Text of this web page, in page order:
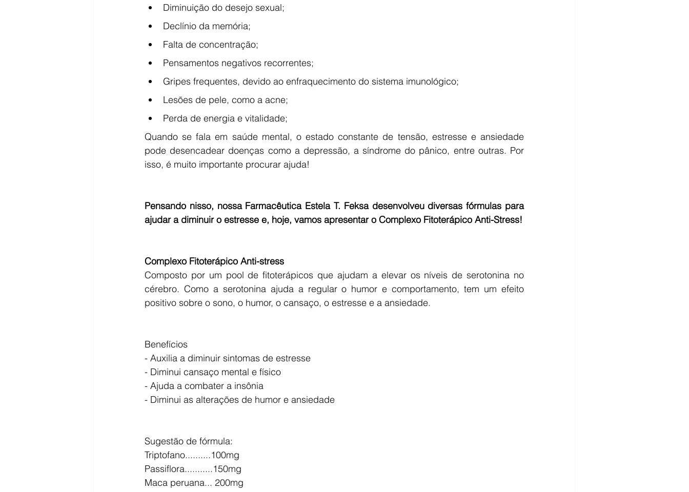
Diminuição do desejo sexual;
Declínio da memória;
Falta de concentração;
Pensamentos negativos recorrentes;
Gripes frequentes, devido ao enfraquecimento do sistema imunológico;
Lesões de pele, como a acne;
Perda de energia e vitalidade;
Quando se fala em saúde mental, o estado constante de tensão, estresse e ansiedade
pode desencadear doenças como a depressão, a síndrome do pânico, entre outras. Por
isso, é muito importante procurar ajuda!
Pensando nisso, nossa Farmacêutica Estela T. Feksa desenvolveu diversas fórmulas para
ajudar a diminuir o estresse e, hoje, vamos apresentar o Complexo Fitoterápico Anti-Stress!
Complexo Fitoterápico Anti-stress
Composto por um pool de fitoterápicos que ajudam a elevar os níveis de serotonina no
cérebro. Como a serotonina ajuda a regular o humor e comportamento, tem um efeito
positivo sobre o sono, o humor, o cansaço, o estresse e a ansiedade.
Benefícios
- Auxilia a diminuir sintomas de estresse
- Diminui cansaço mental e físico
- Ajuda a combater a insônia
- Diminui as alterações de humor e ansiedade
Sugestão de fórmula:
Triptofano..........100mg
Passiflora...........150mg
Maca peruana... 200mg